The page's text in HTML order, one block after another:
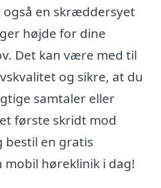
også en skræddersyet
højde for dine
Det kan være med til
og sikre, at du
samtaler eller
første skridt mod
bestil en gratis
høreklinik i dag!